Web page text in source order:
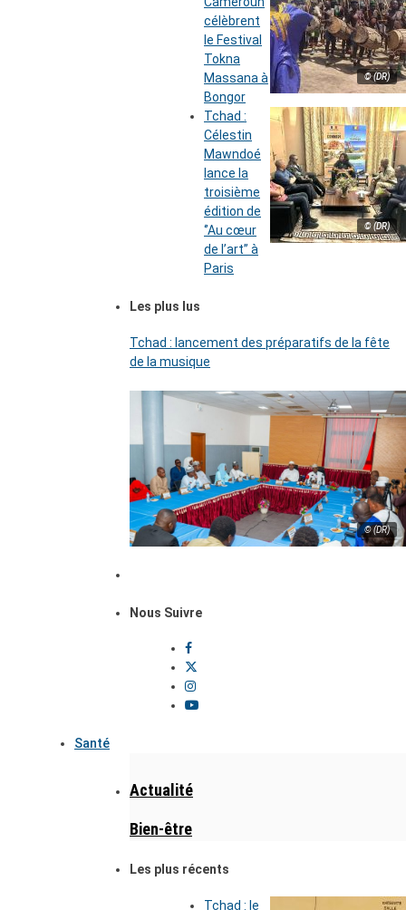
© (DR)
célèbrent
le Festival
Tokna
Massana à
Bongor
© (DR)
Tchad :
Célestin
Mawndoé
lance la
troisième
édition de
‘’Au cœur
de l’art’’ à
Paris
Les plus lus
Tchad : lancement des préparatifs de la fête
de la musique
© (DR)
Nous Suivre
Santé
Actualité
Bien-être
Les plus récents
Tchad : le